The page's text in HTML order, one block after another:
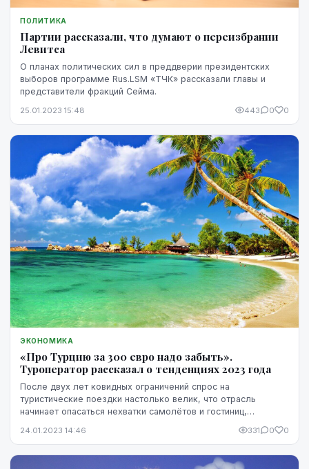
ПОЛИТИКА
Партии рассказали, что думают о переизбрании
Левитса
О планах политических сил в преддверии президентских
выборов программе Rus.LSM «ТЧК» рассказали главы и
представители фракций Сейма.
25.01.2023 15:48 443 0 0
ЭКОНОМИКА
«Про Турцию за 300 евро надо забыть».
Туроператор рассказал о тенденциях 2023 года
После двух лет ковидных ограничений спрос на
туристические поездки настолько велик, что отрасль
начинает опасаться нехватки самолётов и гостиниц,
...
24.01.2023 14:46 331 0 0